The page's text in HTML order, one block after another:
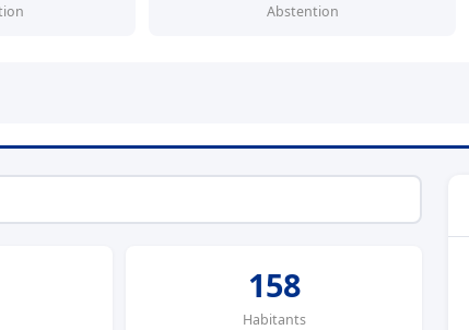
Abstention
158
Habitants